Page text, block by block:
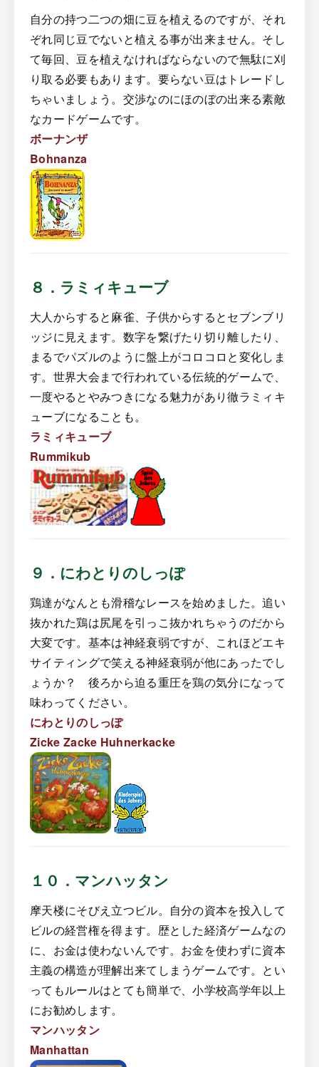
自分の持つ二つの畑に豆を植えるのですが、それ
ぞれ同じ豆でないと植える事が出来ません。そし
て毎回、豆を植えなければならないので無駄に刈
り取る必要もあります。要らない豆はトレードし
ちゃいましょう。交渉なのにほのぼの出来る素敵
なカードゲームです。
ボーナンザ
Bohnanza
８．ラミィキューブ
大人からすると麻雀、子供からするとセブンブリ
ッジに見えます。数字を繋げたり切り離したり、
まるでパズルのように盤上がコロコロと変化しま
す。世界大会まで行われている伝統的ゲームで、
一度やるとやみつきになる魅力があり徹ラミィキ
ューブになることも。
ラミィキューブ
Rummikub
９．にわとりのしっぽ
鶏達がなんとも滑稽なレースを始めました。追い
抜かれた鶏は尻尾を引っこ抜かれちゃうのだから
大変です。基本は神経衰弱ですが、これほどエキ
サイティングで笑える神経衰弱が他にあったでし
ょうか？ 後ろから迫る重圧を鶏の気分になって
味わってください。
にわとりのしっぽ
Zicke Zacke Huhnerkacke
１０．マンハッタン
摩天楼にそびえ立つビル。自分の資本を投入して
ビルの経営権を得ます。歴とした経済ゲームなの
に、お金は使わないんです。お金を使わずに資本
主義の構造が理解出来てしまうゲームです。とい
ってもルールはとても簡単で、小学校高学年以上
にお勧めします。
マンハッタン
Manhattan